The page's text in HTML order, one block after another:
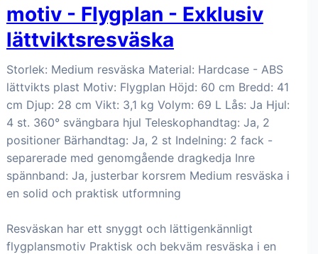
motiv - Flygplan - Exklusiv
lättviktsresväska
Storlek: Medium resväska Material: Hardcase - ABS
lättvikts plast Motiv: Flygplan Höjd: 60 cm Bredd: 41
cm Djup: 28 cm Vikt: 3,1 kg Volym: 69 L Lås: Ja Hjul:
4 st. 360° svängbara hjul Teleskophandtag: Ja, 2
positioner Bärhandtag: Ja, 2 st Indelning: 2 fack -
separerade med genomgående dragkedja Inre
spännband: Ja, justerbar korsrem Medium resväska i
en solid och praktisk utformning
Resväskan har ett snyggt och lättigenkännligt
flygplansmotiv Praktisk och bekväm resväska i en